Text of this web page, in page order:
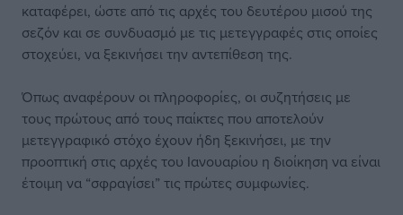
καταφέρει, ώστε από τις αρχές του δευτέρου μισού της
σεζόν και σε συνδυασμό με τις μετεγγραφές στις οποίες
στοχεύει, να ξεκινήσει την αντεπίθεση της.
Όπως αναφέρουν οι πληροφορίες, οι συζητήσεις με
τους πρώτους από τους παίκτες που αποτελούν
μετεγγραφικό στόχο έχουν ήδη ξεκινήσει, με την
προοπτική στις αρχές του Ιανουαρίου η διοίκηση να είναι
έτοιμη να “σφραγίσει” τις πρώτες συμφωνίες.